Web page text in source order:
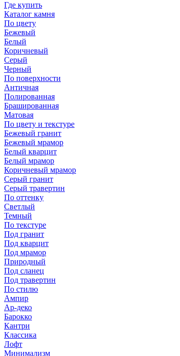
Где купить
Каталог камня
По цвету
Бежевый
Белый
Коричневый
Серый
Черный
По поверхности
Античная
Полированная
Брашированная
Матовая
По цвету и текстуре
Бежевый гранит
Бежевый мрамор
Белый кварцит
Белый мрамор
Коричневый мрамор
Серый гранит
Серый травертин
По оттенку
Светлый
Темный
По текстуре
Под гранит
Под кварцит
Под мрамор
Природный
Под сланец
Под травертин
По стилю
Ампир
Ар-деко
Барокко
Кантри
Классика
Лофт
Минимализм